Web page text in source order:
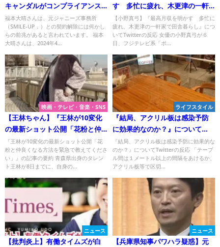
キャンダルがコンプライアンス
違反・契約解除の一因に！
福本大晴さんは、元ジャニーズ事務所
（SMILE-UP．）との契約解除には何かし
らの前兆があると言われています。 福本
大晴さんは、2024年4...
す 多忙に疲れ、木更津の一軒
家で田舎暮らし』について
【小野真弓】『最高月収を明かす 多忙に
疲れ、木更津の一軒家で田舎暮らし』につ
いてTwitterの反応 女優の小野真弓が６
日、フジテレビ系「ポ...
映画・テレビ・音楽・SNS
【王林ちゃん】『王林が10変化
の最新ショット公開「花粉と仲
良くなる方法を緊急で教えてく
ださい」』についてTwitterの反
応
『王林が10変化の最新ショット公開「花
粉と仲良くなる方法を緊急で教えてくださ
い」』の記事の要約 青森県出身のタレン
ト王林が8日までに、自身の...
ライフスタイル
『結局、アクリル板は感染予防
に効果的なのか？』について
Twitterの反応
『結局、アクリル板は感染予防に効果的な
のか？』についてTwitterの反応 「テーブ
ル間は１メートル以上の間隔をあけるか、
アクリル板等で区切...
ニュース
【批判炎上】有働タイムズが白
ニュース
【兵庫県知事パワハラ疑惑】元